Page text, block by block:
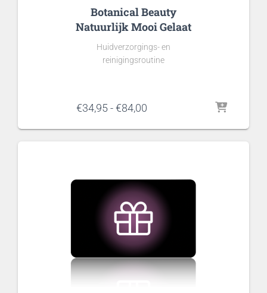
Botanical Beauty
Natuurlijk Mooi Gelaat
Huidverzorgings- en
reinigingsroutine
€34,95-€84,00
tot